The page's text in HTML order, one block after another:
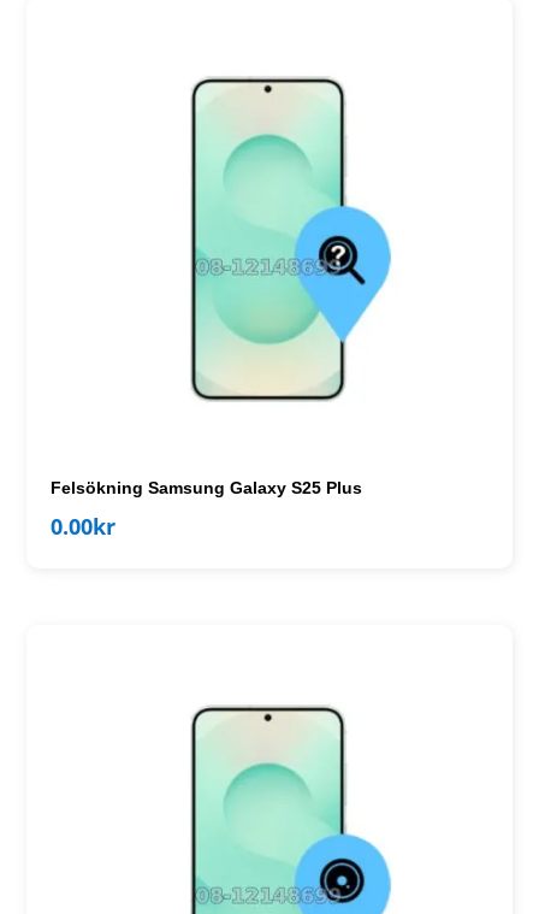
Felsökning Samsung Galaxy S25 Plus
0.00kr